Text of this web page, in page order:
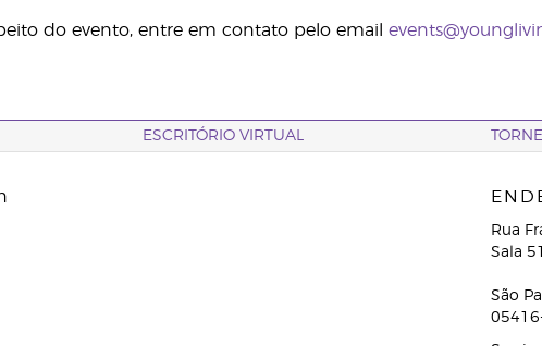
do evento, entre em contato pelo email
ESCRITÓRIO VIRTUAL
Rua
Sala
São